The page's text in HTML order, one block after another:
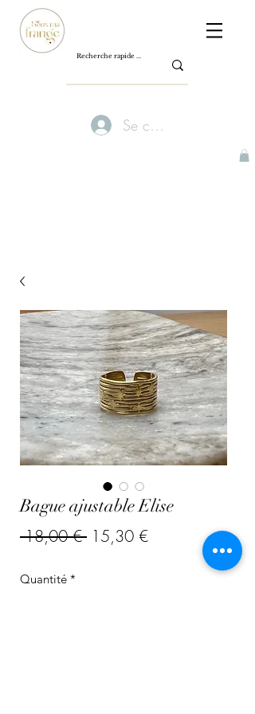
Se connecter
Bague ajustable Elise
18,00 € Prix
15,30 €Prix
promotionnel
Quantité *